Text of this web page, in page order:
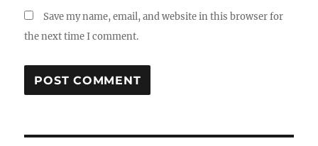
Save my name, email, and website in this browser for
the next time I comment.